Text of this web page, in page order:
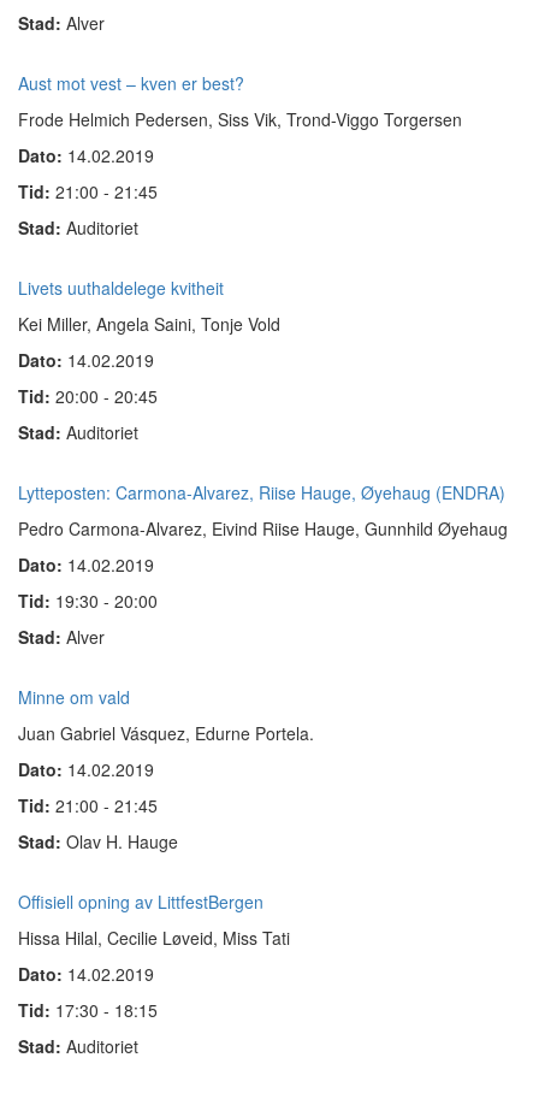
Stad: Alver
Aust mot vest – kven er best?
Frode Helmich Pedersen, Siss Vik, Trond-Viggo Torgersen
Dato: 14.02.2019
Tid: 21:00 - 21:45
Stad: Auditoriet
Livets uuthaldelege kvitheit
Kei Miller, Angela Saini, Tonje Vold
Dato: 14.02.2019
Tid: 20:00 - 20:45
Stad: Auditoriet
Lytteposten: Carmona-Alvarez, Riise Hauge, Øyehaug (ENDRA)
Pedro Carmona-Alvarez, Eivind Riise Hauge, Gunnhild Øyehaug
Dato: 14.02.2019
Tid: 19:30 - 20:00
Stad: Alver
Minne om vald
Juan Gabriel Vásquez, Edurne Portela.
Dato: 14.02.2019
Tid: 21:00 - 21:45
Stad: Olav H. Hauge
Offisiell opning av LittfestBergen
Hissa Hilal, Cecilie Løveid, Miss Tati
Dato: 14.02.2019
Tid: 17:30 - 18:15
Stad: Auditoriet